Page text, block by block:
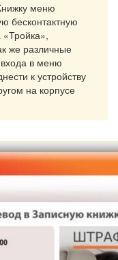
меню
бесконтактную
«Тройка»,
же различные
входа в меню
к устройству
на корпусе